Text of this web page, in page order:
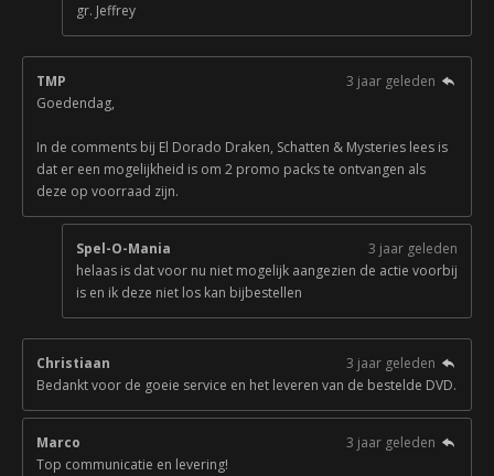
gr. Jeffrey
TMP
3 jaar geleden
Goedendag,
In de comments bij El Dorado Draken, Schatten & Mysteries lees is
dat er een mogelijkheid is om 2 promo packs te ontvangen als
deze op voorraad zijn.
Spel-O-Mania
3 jaar geleden
helaas is dat voor nu niet mogelijk aangezien de actie voorbij
is en ik deze niet los kan bijbestellen
Christiaan
3 jaar geleden
Bedankt voor de goeie service en het leveren van de bestelde DVD.
Marco
3 jaar geleden
Top communicatie en levering!